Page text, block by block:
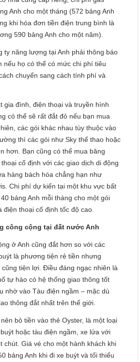
Anh cho một tháng (572 bảng Anh
khi hóa đơn tiền điện trung bình là
590 bảng Anh cho một năm).
ty năng lượng tại Anh phải thông báo
nếu họ có thể có mức chi phí tiêu
chuyển sang cách tính phí và
gia đình, điện thoại và truyền hình
có thể sẽ rất đắt đỏ nếu bạn mua
các gói khác nhau tùy thuộc vào
thì các gói như Sky thể thao hoặc
hơn. Bạn cũng có thể mua băng
cố định với các giao dịch di động
hàng bách hóa chẳng hạn như
Chi phí dự kiến tại một khu vực bất
bảng Anh mỗi tháng cho một gói
điện thoại cố định tốc độ cao.
công cộng tại đất nước Anh
ở Anh cũng đắt hơn so với các
là phương tiện rẻ tiền nhưng
cũng tiện lợi. Điều đáng ngạc nhiên là
tự hào có hệ thống giao thông tốt
nhờ vào Tàu điện ngầm – mặc dù
thông đắt nhất trên thế giới.
bỏ tiền vào thẻ Oyster, là một loại
hoặc tàu điện ngầm, xe lửa với
chút. Giá vé cho một hành khách khi
bảng Anh khi đi xe buýt và tối thiểu